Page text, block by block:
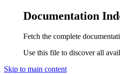
Documentation
Fetch the complete
Use this file to discover all
Skip to main content